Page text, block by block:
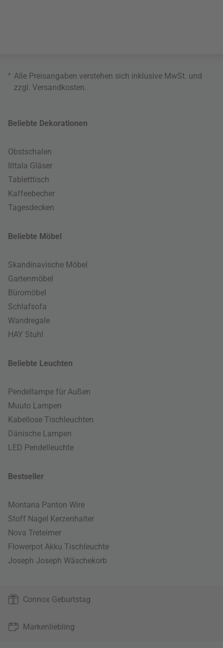
* Alle Preisangaben verstehen sich inklusive MwSt. und
zzgl. Versandkosten
Beliebte Dekorationen
Obstschalen
Iittala Gläser
Tabletttisch
Kaffeebecher
Tagesdecken
Beliebte Möbel
Skandinavische Möbel
Gartenmöbel
Büromöbel
Schlafsofa
Wandregale
HAY Stuhl
Beliebte Leuchten
Pendellampe für Außen
Muuto Lampen
Kabellose Tischleuchten
Dänische Lampen
LED Pendelleuchte
Bestseller
Montana Panton Wire
Stoff Nagel Kerzenhalter
Nova Treteimer
Flowerpot Akku Tischleuchte
Joseph Joseph Wäschekorb
Connox Geburtstag
Markenliebling